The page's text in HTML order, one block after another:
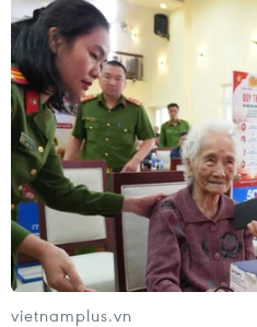
Cầu đường sắt qua
phương án cách cầu
28/10/2014 09:44
Nhiều chuyên gia, kiến trúc
về phương án xây dựng cầu
sông Hồng cách cầu Long
vietnamplus.vn